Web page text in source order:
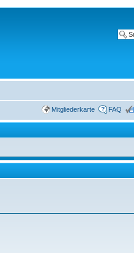
Mitgliederkarte FAQ